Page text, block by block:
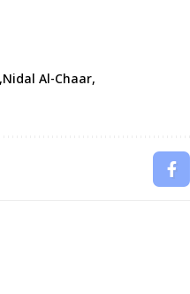
Nidal Al-Chaar